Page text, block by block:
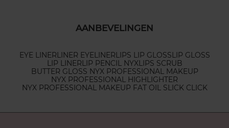
AANBEVELINGEN
EYE LINERLINER EYELINERLIPS LIP GLOSSLIP GLOSS
LIP LINERLIP PENCIL NYXLIPS SCRUB
BUTTER GLOSS NYX PROFESSIONAL MAKEUP
NYX PROFESSIONAL HIGHLIGHTER
NYX PROFESSIONAL MAKEUP FAT OIL SLICK CLICK